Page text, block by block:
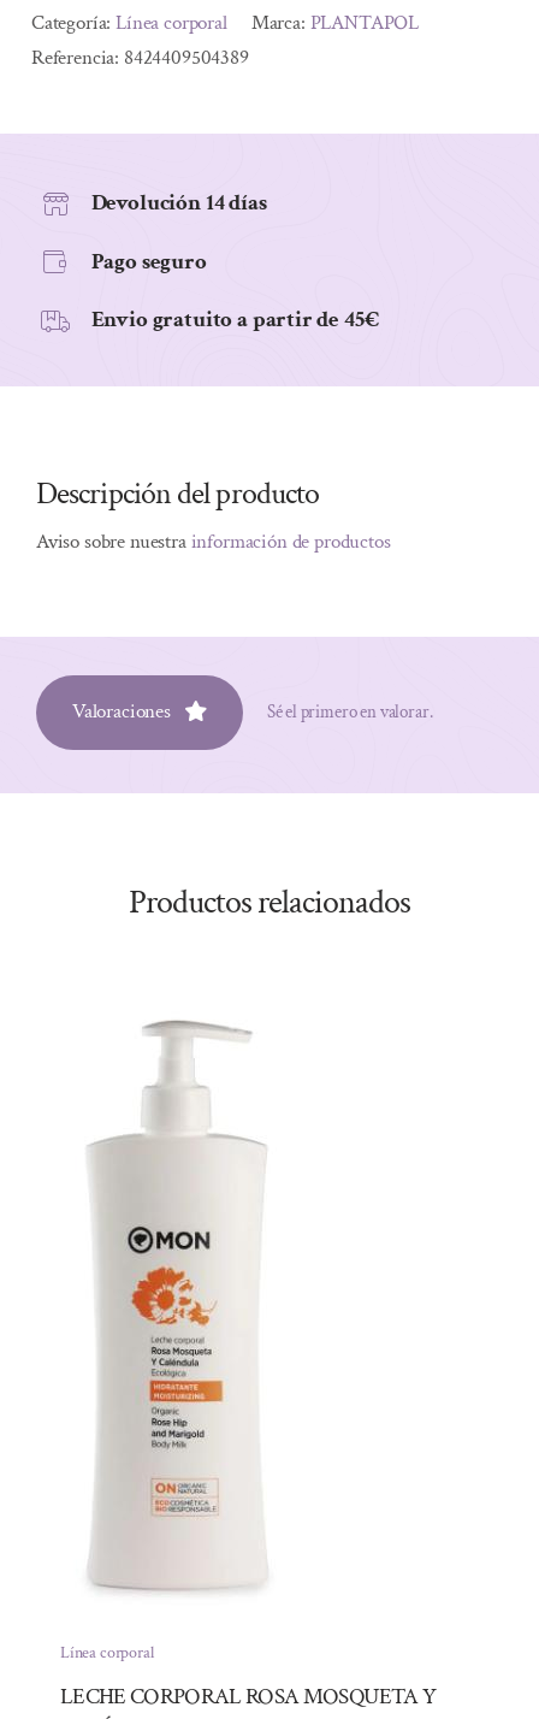
DE
CALENDULA
Alternative:
Categoría:Línea corporal Marca: PLANTAPOL
Referencia: 8424409504389
Devolución 14 días
Pago seguro
Envio gratuito a partir de 45€
Descripción del producto
Aviso sobre nuestrainformación de productos
Valoraciones Sé el primero en valorar.
Productos relacionados
Línea corporal
LECHE CORPORAL ROSA MOSQUETA Y